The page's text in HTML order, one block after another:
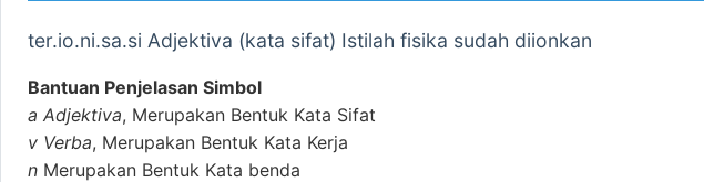
ter.io.ni.sa.si Adjektiva (kata sifat) Istilah fisika sudah diionkan
Bantuan Penjelasan Simbol
a Adjektiva, Merupakan Bentuk Kata Sifat
v Verba, Merupakan Bentuk Kata Kerja
n Merupakan Bentuk Kata benda